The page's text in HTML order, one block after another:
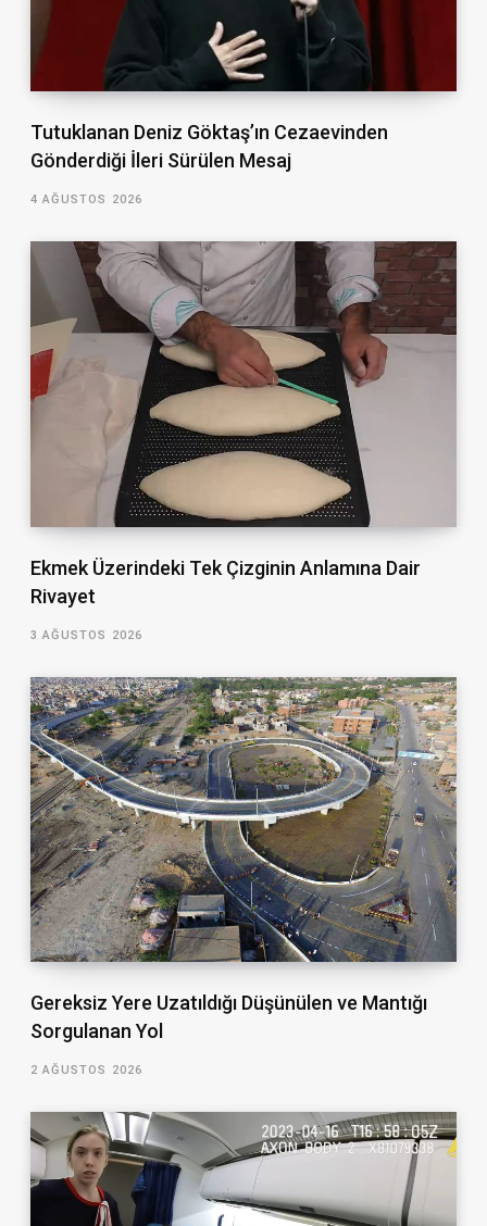
Tutuklanan Deniz Göktaş’ın Cezaevinden
Gönderdiği İleri Sürülen Mesaj
4 AĞUSTOS 2026
Ekmek Üzerindeki Tek Çizginin Anlamına Dair
Rivayet
3 AĞUSTOS 2026
Gereksiz Yere Uzatıldığı Düşünülen ve Mantığı
Sorgulanan Yol
2 AĞUSTOS 2026